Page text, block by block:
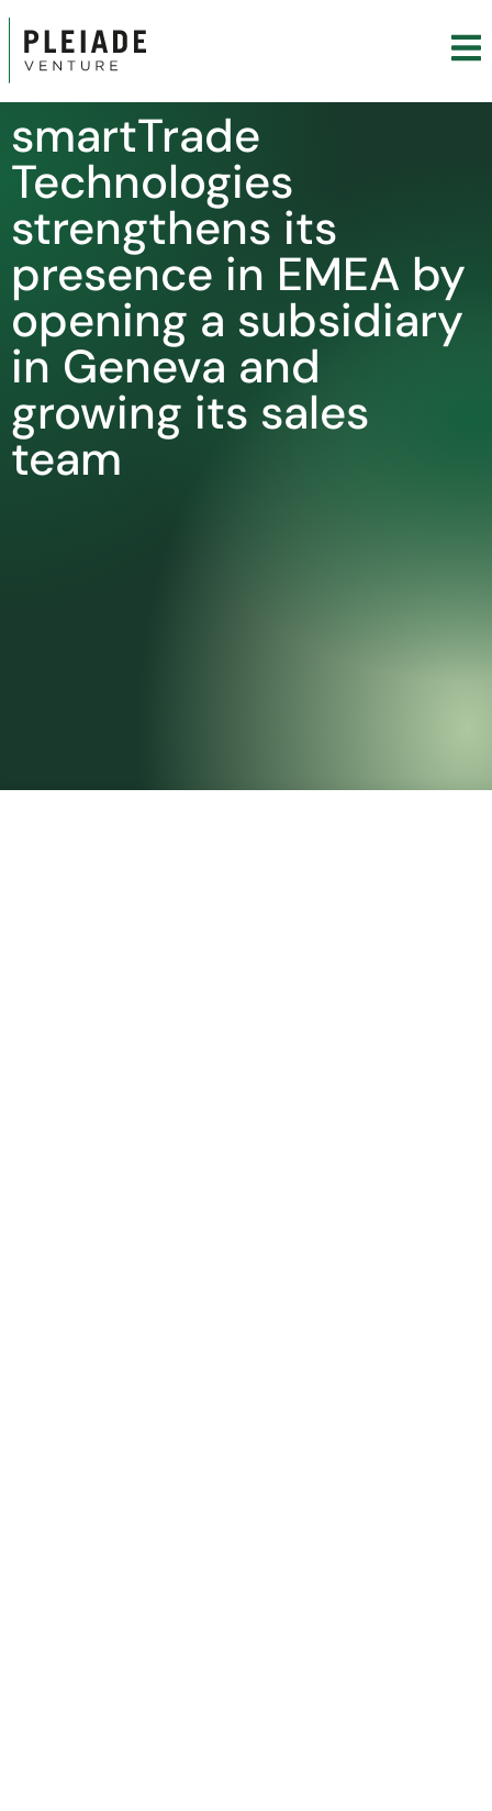
smartTrade
Technologies
strengthens its
presence in EMEA by
opening a subsidiary
in Geneva and
growing its sales
team